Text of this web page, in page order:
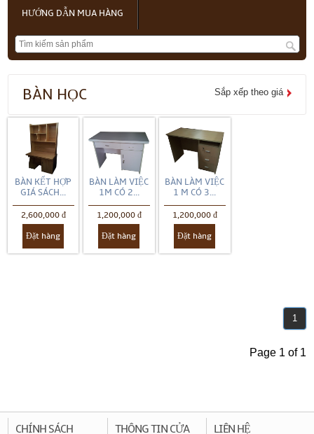
HƯỚNG DẪN MUA HÀNG
BÀN HỌC Sắp xếp theo giá
BÀN KẾT HỢP
GIÁ SÁCH...
2,600,000 đ
Đặt hàng
BÀN LÀM VIỆC
1M CÓ 2...
1,200,000 đ
Đặt hàng
BÀN LÀM VIỆC
1 M CÓ 3...
1,200,000 đ
Đặt hàng
1
Page 1 of 1
CHÍNH SÁCH THÔNG TIN CỬA LIÊN HỆ